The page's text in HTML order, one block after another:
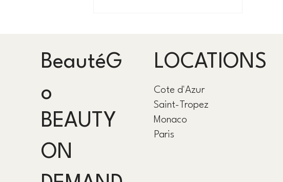
Безупречный образ в
Париже и на Лазурном
берегу: Ваш персональный
BeautéG
o
BEAUTY
ON
LOCATIONS
Cote d'Azur
Saint-Tropez
Monaco
Paris